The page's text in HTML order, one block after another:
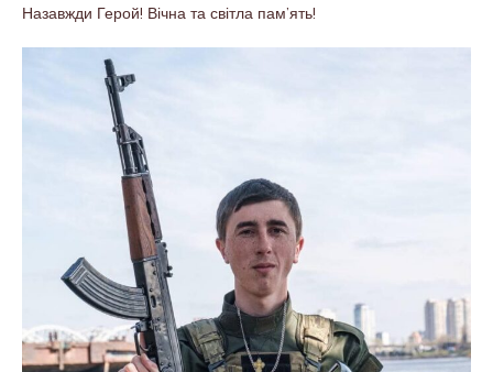
Назавжди Герой! Вічна та світла пам’ять!